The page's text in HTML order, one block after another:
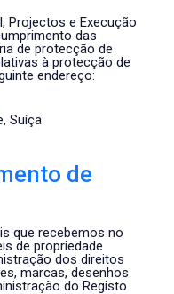
Projectos e Execução
das
de protecção de
à protecção de
endereço:
Suíça
de
que recebemos no
de propriedade
dos direitos
marcas, desenhos
do Registo